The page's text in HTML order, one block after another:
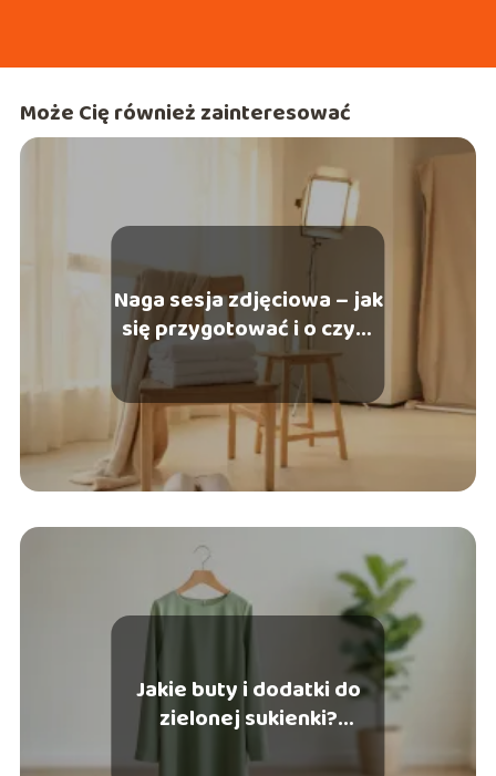
Może Cię również zainteresować
Naga sesja zdjęciowa – jak
się przygotować i o czym
pamiętać?
Jakie buty i dodatki do
zielonej sukienki?
Forumowe porady